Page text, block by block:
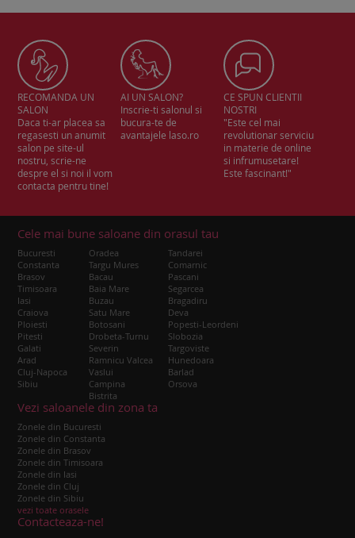
RECOMANDA UN
SALON
Daca ti-ar placea sa
regasesti un anumit
salon pe site-ul
nostru, scrie-ne
despre el si noi il vom
contacta pentru tine!
AI UN SALON?
Inscrie-ti salonul si
bucura-te de
avantajele laso.ro
CE SPUN CLIENTII
NOSTRI
"Este cel mai
revolutionar serviciu
in materie de online
si infrumusetare!
Este fascinant!"
Cele mai bune saloane din orasul tau
Bucuresti
Constanta
Brasov
Timisoara
Iasi
Craiova
Ploiesti
Pitesti
Galati
Arad
Cluj-Napoca
Sibiu
Oradea
Targu Mures
Bacau
Baia Mare
Buzau
Satu Mare
Botosani
Drobeta-Turnu
Severin
Ramnicu Valcea
Vaslui
Campina
Bistrita
Tandarei
Comarnic
Pascani
Segarcea
Bragadiru
Deva
Popesti-Leordeni
Slobozia
Targoviste
Hunedoara
Barlad
Orsova
Vezi saloanele din zona ta
Zonele din Bucuresti
Zonele din Constanta
Zonele din Brasov
Zonele din Timisoara
Zonele din Iasi
Zonele din Cluj
Zonele din Sibiu
vezi toate orasele
Contacteaza-ne!